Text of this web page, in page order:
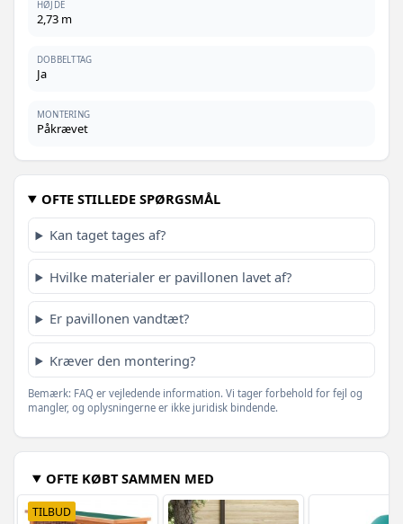
HØJDE
2,73 m
DOBBELTTAG
Ja
MONTERING
Påkrævet
OFTE STILLEDE SPØRGSMÅL
Kan taget tages af?
Hvilke materialer er pavillonen lavet af?
Er pavillonen vandtæt?
Kræver den montering?
Bemærk: FAQ er vejledende information. Vi tager forbehold for fejl og
mangler, og oplysningerne er ikke juridisk bindende.
OFTE KØBT SAMMEN MED
TILBUD